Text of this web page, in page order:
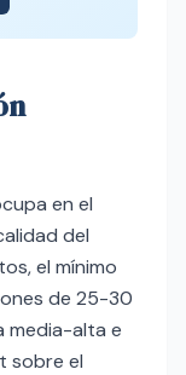
en el
del
el mínimo
de 25-30
media-alta e
sobre el